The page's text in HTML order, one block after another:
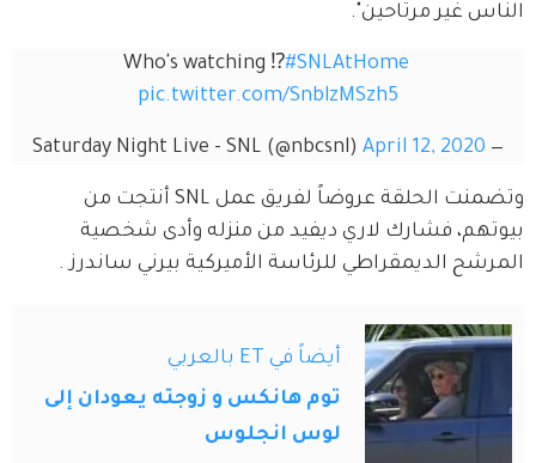
الناس غير مرتاحين".
Who's watching ⁉️#SNLAtHome
pic.twitter.com/SnblzMSzh5
— Saturday Night Live - SNL (@nbcsnl)
April 12, 2020
وتضمنت الحلقة عروضاً لفريق عمل SNL أنتجت من
بيوتهم، فشارك لاري ديفيد من منزله وأدى شخصية
المرشح الديمقراطي للرئاسة الأميركية بيرني ساندرز .
أيضاً في ET بالعربي
توم هانكس و زوجته يعودان إلى
لوس انجلوس